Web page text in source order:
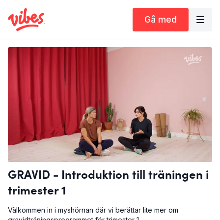
Gå med
GRAVID - Introduktion till träningen i
trimester 1
Välkommen in i myshörnan där vi berättar lite mer om